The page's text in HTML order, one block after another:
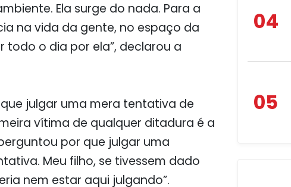
Ela surge do nada. Para a
na vida da gente, no espaço da
o dia por ela”, declarou a
julgar uma mera tentativa de
vítima de qualquer ditadura é a
por que julgar uma
Meu filho, se tivessem dado
nem estar aqui julgando”.
04
05